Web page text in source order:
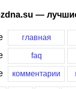
—
главная
faq
комментарии